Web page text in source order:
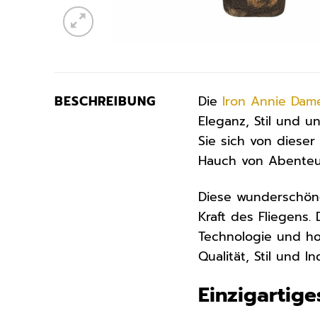
BESCHREIBUNG Die Iron Annie
Eleganz, Stil und
Sie sich von
Hauch von
Diese
Kraft des
Technologie und
Qualität, Stil und